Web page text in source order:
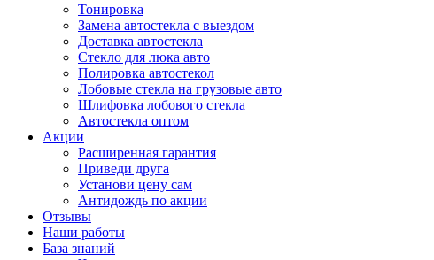
Тонировка
Замена автостекла с выездом
Доставка автостекла
Стекло для люка авто
Полировка автостекол
Лобовые стекла на грузовые авто
Шлифовка лобового стекла
Автостекла оптом
Акции
Расширенная гарантия
Приведи друга
Установи цену сам
Антидождь по акции
Отзывы
Наши работы
База знаний